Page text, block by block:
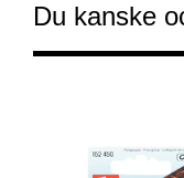
Du kanske